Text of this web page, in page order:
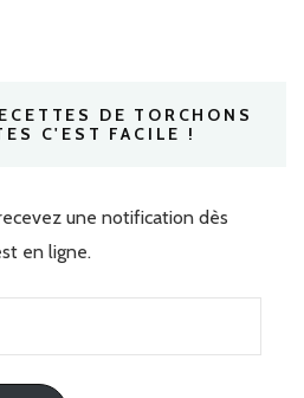
DE TORCHONS
C'EST FACILE !
une notification dès
en ligne.